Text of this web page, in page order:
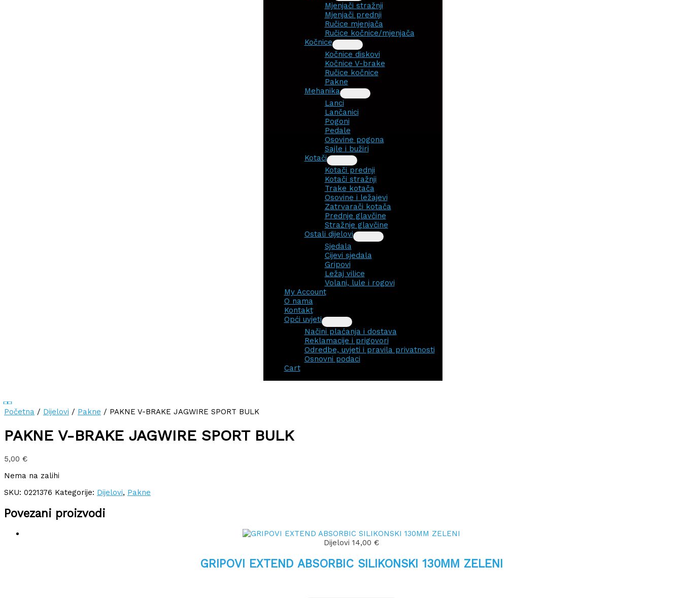
Mjenjači stražnji
Mjenjači prednji
Ručice mjenjača
Ručice kočnice/mjenjača
Kočnice
Kočnice diskovi
Kočnice V-brake
Ručice kočnice
Pakne
Mehanika
Lanci
Lančanici
Pogoni
Pedale
Osovine pogona
Sajle i bužiri
Kotači
Kotači prednji
Kotači stražnji
Trake kotača
Osovine i ležajevi
Zatrvarači kotača
Prednje glavčine
Stražnje glavčine
Ostali dijelovi
Sjedala
Cijevi sjedala
Gripovi
Ležaj vilice
Volani, lule i rogovi
My Account
O nama
Kontakt
Opći uvjeti
Načini plaćanja i dostava
Reklamacije i prigovori
Odredbe, uvjeti i pravila privatnosti
Osnovni podaci
Cart
Početna / Dijelovi / Pakne / PAKNE V-BRAKE JAGWIRE SPORT BULK
PAKNE V-BRAKE JAGWIRE SPORT BULK
5,00 €
Nema na zalihi
SKU: 0221376 Kategorije: Dijelovi, Pakne
Povezani proizvodi
Dijelovi 14,00 €
GRIPOVI EXTEND ABSORBIC SILIKONSKI 130MM ZELENI